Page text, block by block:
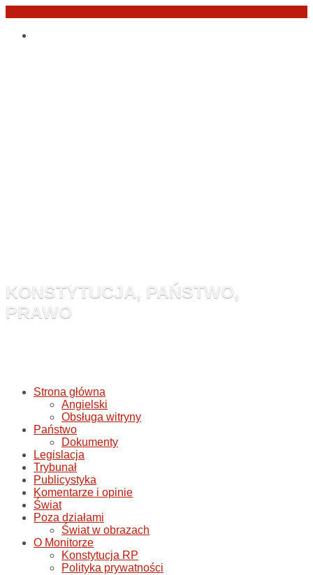
Przejdź
KONSTYTUCJA, PAŃSTWO,
PRAWO
Strona główna
Angielski
Obsługa witryny
Państwo
Dokumenty
Legislacja
Trybunał
Publicystyka
Komentarze i opinie
Świat
Poza działami
Świat w obrazach
O Monitorze
Konstytucja RP
Polityka prywatności